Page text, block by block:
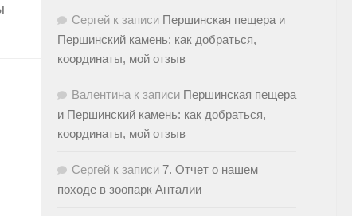
Сергей к записи Першинская пещера и
Першинский камень: как добраться,
координаты, мой отзыв
Валентина к записи Першинская пещера
и Першинский камень: как добраться,
координаты, мой отзыв
Сергей к записи 7. Отчет о нашем
походе в зоопарк Анталии